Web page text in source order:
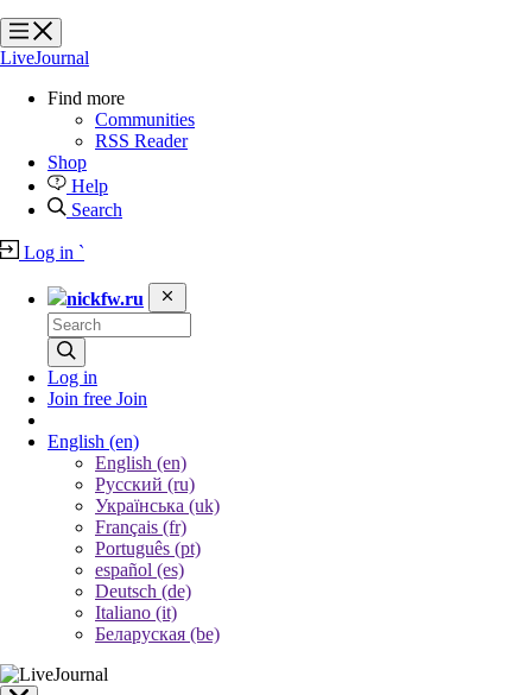
?
?
LiveJournal
Find more
Communities
RSS Reader
Shop
Help
Search
Log in `
nickfw.ru
Log in
Join free Join
English (en)
English (en)
Русский (ru)
Українська (uk)
Français (fr)
Português (pt)
español (es)
Deutsch (de)
Italiano (it)
Беларуская (be)